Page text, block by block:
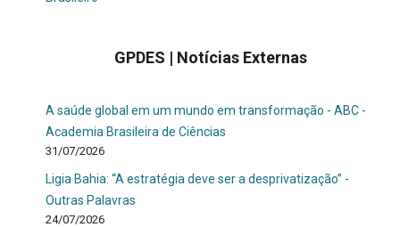
GPDES | Notícias Externas
A saúde global em um mundo em transformação - ABC -
Academia Brasileira de Ciências
31/07/2026
Ligia Bahia: “A estratégia deve ser a desprivatização” -
Outras Palavras
24/07/2026